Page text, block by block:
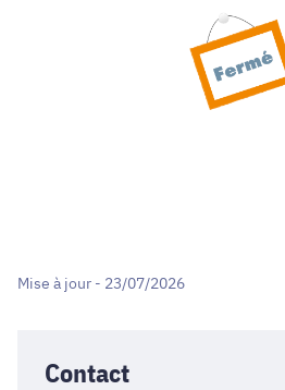
Mise à jour - 23/07/2026
Contact